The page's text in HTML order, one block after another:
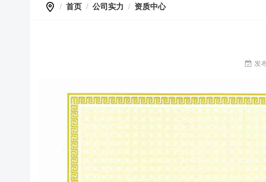
首页 公司实力 资质中心
发